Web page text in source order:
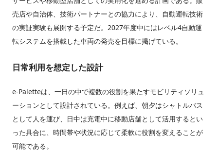
売店や自治体、技術パートナーとの協力により、自動運転技術
の実証実験も展開する予定だ。2027年度中にはレベル4自動運
転システムを搭載した車両の発売を目標に掲げている。
日常利用を想定した設計
e-Paletteは、一日の中で複数の役割を果たすモビリティソリュ
ーションとして設計されている。例えば、朝夕はシャトルバス
として人を運び、日中は充電中に移動店舗として活用するとい
った具合に、時間帯や状況に応じて柔軟に役割を変えることが
可能である。